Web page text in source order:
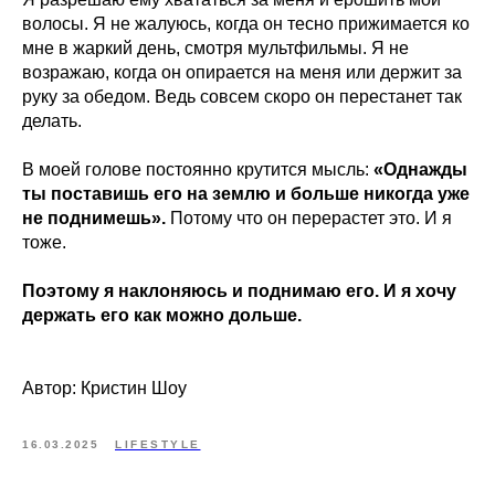
волосы. Я не жалуюсь, когда он тесно прижимается ко
мне в жаркий день, смотря мультфильмы. Я не
возражаю, когда он опирается на меня или держит за
руку за обедом. Ведь совсем скоро он перестанет так
делать.
В моей голове постоянно крутится мысль: «Однажды
ты поставишь его на землю и больше никогда уже
не поднимешь». Потому что он перерастет это. И я
тоже.
Поэтому я наклоняюсь и поднимаю его. И я хочу
держать его как можно дольше.
Автор: Кристин Шоу
16.03.2025 LIFESTYLE